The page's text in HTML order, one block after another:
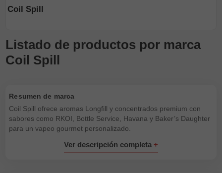
Coil Spill
Listado de productos por marca
Coil Spill
Coil Spill ofrece aromas Longfill y concentrados premium con
sabores como RKOI, Bottle Service, Havana y Baker’s Daughter
para un vapeo gourmet personalizado.